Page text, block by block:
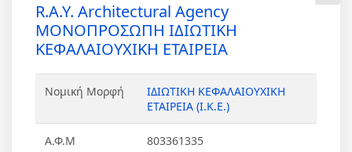
R.A.Y. Architectural Agency
ΜΟΝΟΠΡΟΣΩΠΗ ΙΔΙΩΤΙΚΗ
ΚΕΦΑΛΑΙΟΥΧΙΚΗ ΕΤΑΙΡΕΙΑ
Νομική Μορφή
ΙΔΙΩΤΙΚΗ ΚΕΦΑΛΑΙΟΥΧΙΚΗ
ΕΤΑΙΡΕΙΑ (Ι.Κ.Ε.)
Α.Φ.Μ 803361335